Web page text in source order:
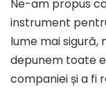
Ne-am propus
instrument
lume mai sigură,
depunem toate
companiei și a fi